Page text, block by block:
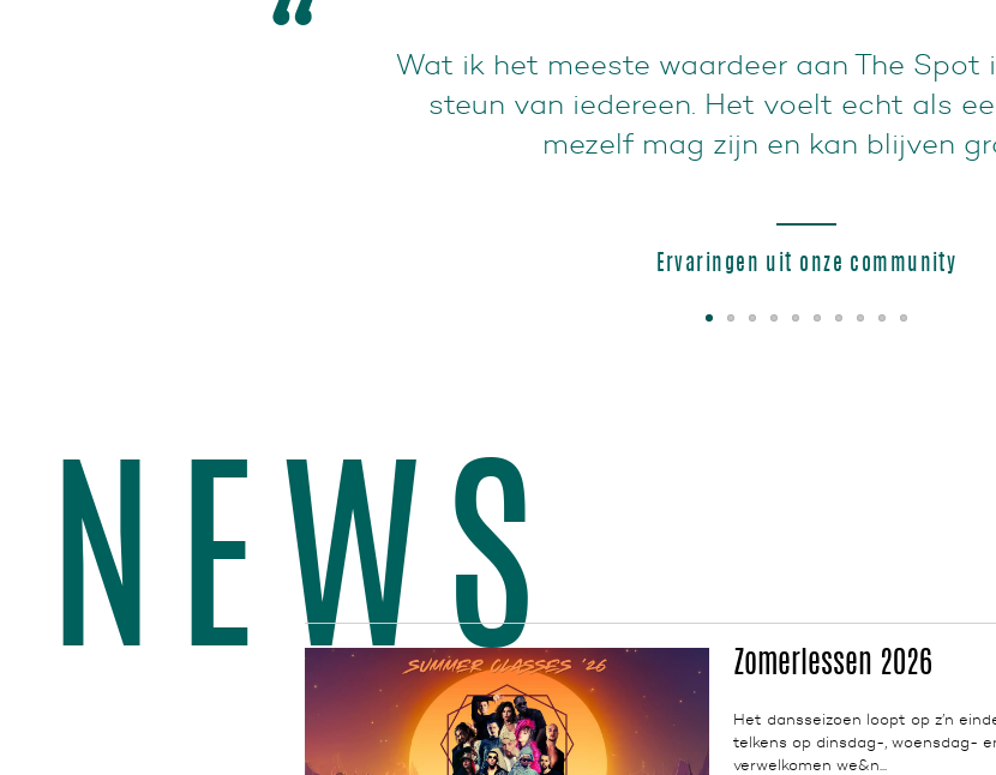
Er heerst een professionele maar toch
sterke lessen, geweldige docenten en
zorgen ervoor dat je hier altijd met
Ervaringen uit onze community
NEWS
Zomerlessen 2026
Het dansseizoen loopt op z’n
telkens op dinsdag-, woensdag-
verwelkomen we&n...